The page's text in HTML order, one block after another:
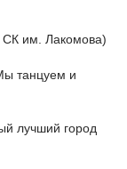
СК им. Лакомова)
танцуем и
лучший город